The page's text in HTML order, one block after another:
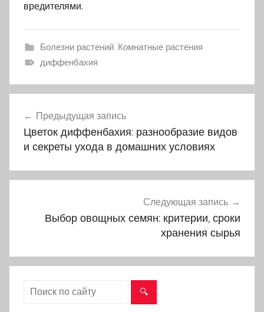
вредителями.
Болезни растений, Комнатные растения
диффенбахия
Навигация
по
Предыдущая запись
Цветок диффенбахия: разнообразие видов
и секреты ухода в домашних условиях
Следующая запись
Выбор овощных семян: критерии, сроки
хранения сырья